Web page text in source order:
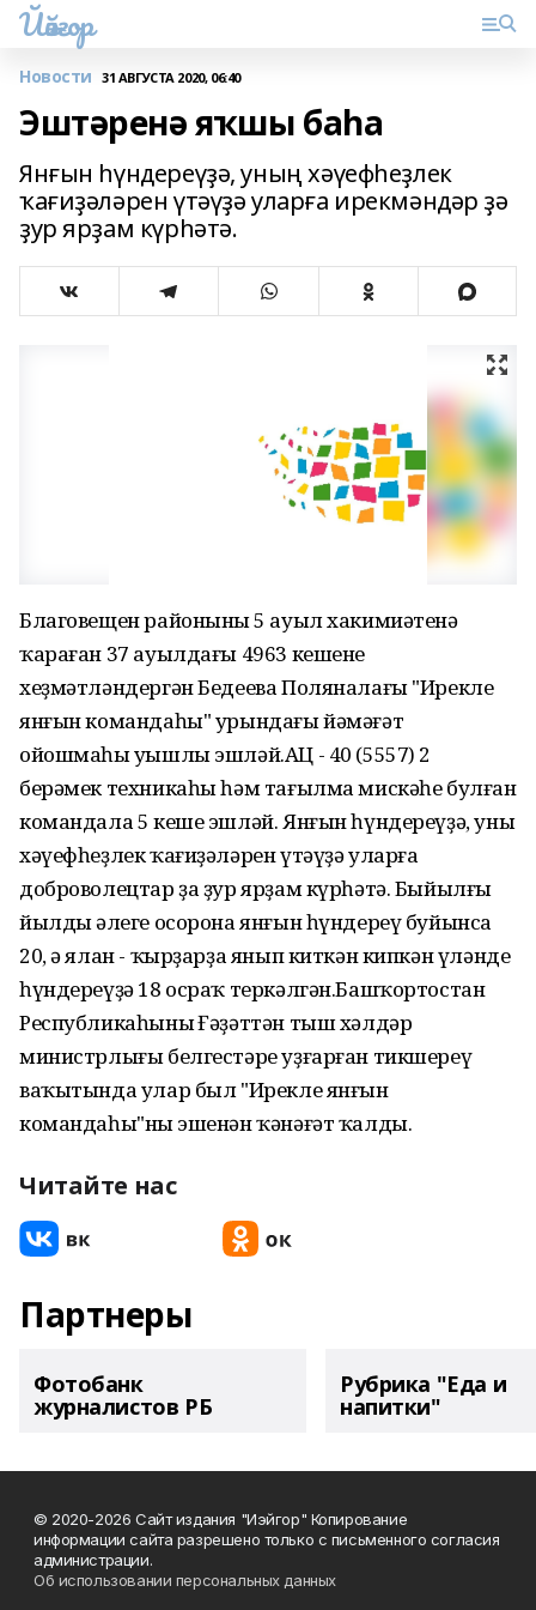
Йәйғор
Новости 31 АВГУСТА 2020, 06:40
Эштәренә яҡшы баһа
Янғын һүндереүҙә, уның хәүефһеҙлек
ҡағиҙәләрен үтәүҙә уларға ирекмәндәр ҙә
ҙур ярҙам күрһәтә.
Благовещен районының 5 ауыл хакимиәтенә
ҡараған 37 ауылдағы 4963 кешене
хеҙмәтләндергән Бедеева Поляналағы "Ирекле
янғын командаһы" урындағы йәмәғәт
ойошмаһы уңышлы эшләй.АЦ - 40 (5557) 2
берәмек техникаһы һәм тағылма мискәһе булған
командала 5 кеше эшләй. Янғын һүндереүҙә, уның
хәүефһеҙлек ҡағиҙәләрен үтәүҙә уларға
доброволецтар ҙа ҙур ярҙам күрһәтә. Быйылғы
йылдың әлеге осорона янғын һүндереү буйынса
20, ә ялан - ҡырҙарҙа янып киткән кипкән үләнде
һүндереүҙә 18 осраҡ теркәлгән.Башҡортостан
Республикаһының Ғәҙәттән тыш хәлдәр
министрлығы белгестәре уҙғарған тикшереү
ваҡытында улар был "Ирекле янғын
командаһы"ның эшенән ҡәнәғәт ҡалды.
Читайте нас
Партнеры
Фотобанк
журналистов РБ
Рубрика "Еда и
напитки"
© 2020-2026 Сайт издания "Иэйгор" Копирование
информации сайта разрешено только с письменного согласия
администрации.
Об использовании персональных данных